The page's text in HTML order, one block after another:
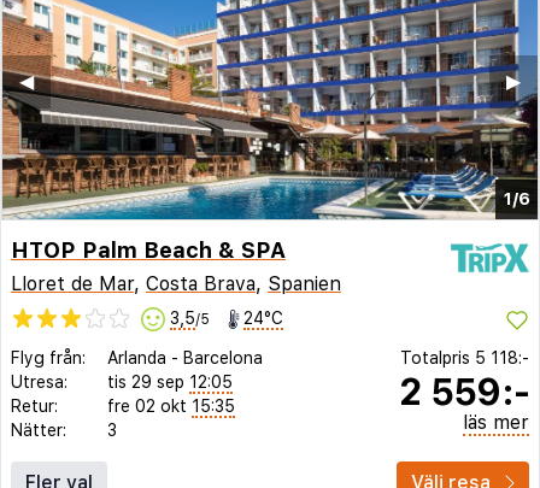
1/6
▶︎
◀︎
HTOP Palm Beach & SPA
Lloret de Mar, Costa Brava, Spanien
3,5/5 24°C
Flyg från: Arlanda - Barcelona
Utresa:
tis 29 sep 12:05
Retur:
fre 02 okt 15:35
Nätter:
3
Totalpris 5 118:-
2 559:-
läs mer
Fler val Välj resa